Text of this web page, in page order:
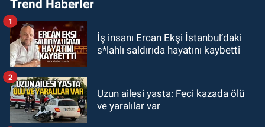
Başkanı Savaş Çiloğlu GMİS
17:45
17:39Şampiyondan GMİS'e
Trend Haberler
İş insanı Ercan Ekşi İstanbul’daki
s*lahlı saldırıda hayatını kaybetti
1
Uzun ailesi yasta: Feci kazada ölü
ve yaralılar var
2